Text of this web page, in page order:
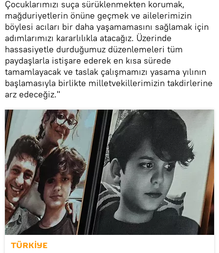
Çocuklarımızı suça sürüklenmekten korumak,
mağduriyetlerin önüne geçmek ve ailelerimizin
böylesi acıları bir daha yaşamamasını sağlamak için
adımlarımızı kararlılıkla atacağız. Üzerinde
hassasiyetle durduğumuz düzenlemeleri tüm
paydaşlarla istişare ederek en kısa sürede
tamamlayacak ve taslak çalışmamızı yasama yılının
başlamasıyla birlikte milletvekillerimizin takdirlerine
arz edeceğiz."
TÜRKİYE